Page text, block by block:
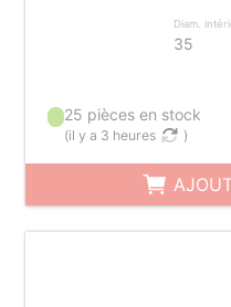
Diam.
35
25 pièces en stock
(il y a 3 heures )